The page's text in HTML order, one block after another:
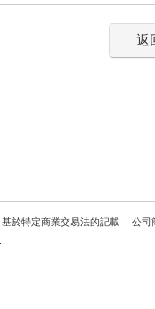
返
基於特定商業交易法的記載
公司